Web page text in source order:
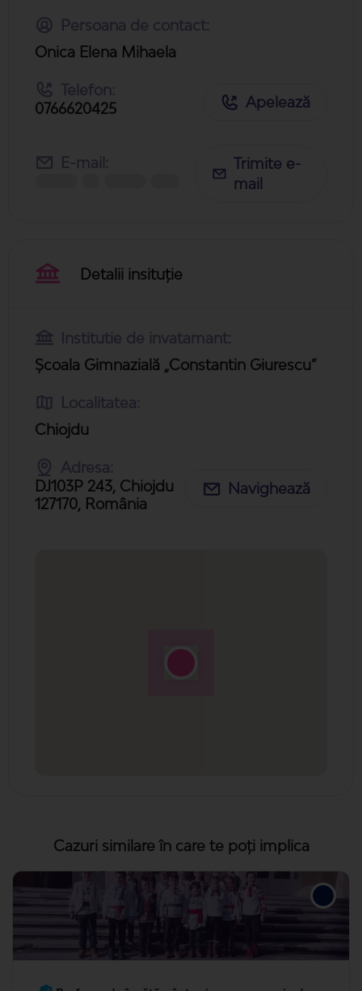
Persoana de contact:
Onica Elena Mihaela
Telefon:
0766620425
Apelează
E-mail:
Trimite e-
mail
Detalii insituție
Institutie de invatamant:
Școala Gimnazială „Constantin Giurescu”
Localitatea:
Chiojdu
Adresa:
DJ103P 243, Chiojdu
127170, România
Navighează
Cazuri similare în care te poți implica